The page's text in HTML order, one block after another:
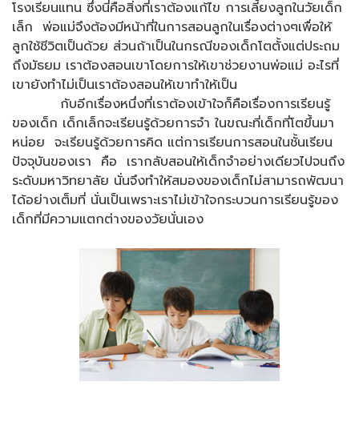
โรงเรียนแทน ซึ่งนี่คือสิ่งที่เราต้องแก้ไข การเลี้ยงลูกในวัยเด็ก
เล็ก พ่อแม่จึงต้องมีหน้าที่ในการสอนลูกในเรื่องต่างๆเพื่อให้
ลูกใช้ชีวิตเป็นด้วย ส่วนถ้าเป็นในกรณีของเด็กโตตั้งแต่ประถม
ถึงมัธยม เราต้องสอนเขาโดยการให้เขาช่วยงานพ่อแม่ อะไรที่
เขายังทำไม่เป็นเราต้องสอนให้เขาทำให้เป็น
กับอีกเรื่องหนึ่งที่เราต้องเข้าใจก็คือเรื่องการเรียนรู้
ของเด็ก เด็กเล็กจะเรียนรู้ด้วยการจำ ในขณะที่เด็กที่โตขึ้นมา
หน่อย จะเรียนรู้ด้วยการคิด แต่การเรียนการสอนในชั้นเรียน
ปัจจุบันของเรา คือ เรากลับสอนให้เด็กจำอย่างเดียวไปจนถึง
ระดับมหาวิทยาลัย นั่นจึงทำให้สมองของเด็กไม่สามารถพัฒนา
ได้อย่างเต็มที่ นั่นเป็นเพราะเราไม่เข้าใจกระบวนการเรียนรู้ของ
เด็กที่มีความแตกต่างของวัยนั่นเอง